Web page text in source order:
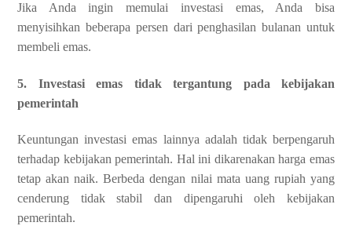
Jika Anda ingin memulai investasi emas, Anda bisa
menyisihkan beberapa persen dari penghasilan bulanan untuk
membeli emas.
5. Investasi emas tidak tergantung pada kebijakan
pemerintah
Keuntungan investasi emas lainnya adalah tidak berpengaruh
terhadap kebijakan pemerintah. Hal ini dikarenakan harga emas
tetap akan naik. Berbeda dengan nilai mata uang rupiah yang
cenderung tidak stabil dan dipengaruhi oleh kebijakan
pemerintah.